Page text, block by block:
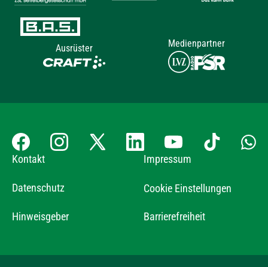
Ausrüster Medienpartner
Kontakt Impressum
Datenschutz Cookie Einstellungen
Hinweisgeber Barrierefreiheit